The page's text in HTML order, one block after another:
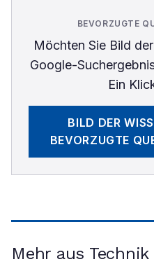
BEVORZUGTE
Möchten Sie Bild
Google-
Ein
BILD DER
BEVORZUGTE
Mehr aus